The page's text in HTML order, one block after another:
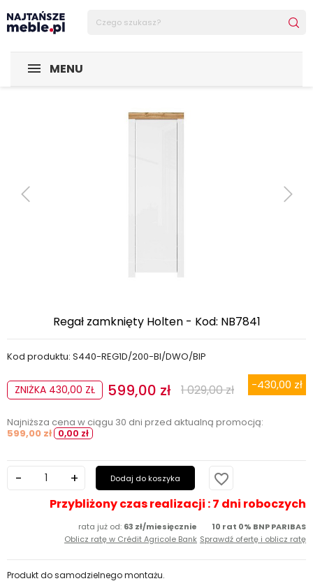
MENU
Sklep Najtańsze-meble
Regał zamknięty Holten - Kod: NB7841
Kod produktu: S440-REG1D/200-BI/DWO/BIP
599,00 zł
ZNIŻKA 430,00 ZŁ 1 029,00 zł -430,00 zł
Najniższa cena w ciągu 30 dni przed aktualną promocją:
599,00 zł 0,00 zł
Dodaj do koszyka favorite_border
Przybliżony czas realizacji : 7 dni roboczych
rata już od: 63 zł/miesięcznie
Oblicz ratę w Crédit Agricole Bank
10 rat 0% BNP PARIBAS
Sprawdź ofertę i oblicz ratę
Produkt do samodzielnego montażu.